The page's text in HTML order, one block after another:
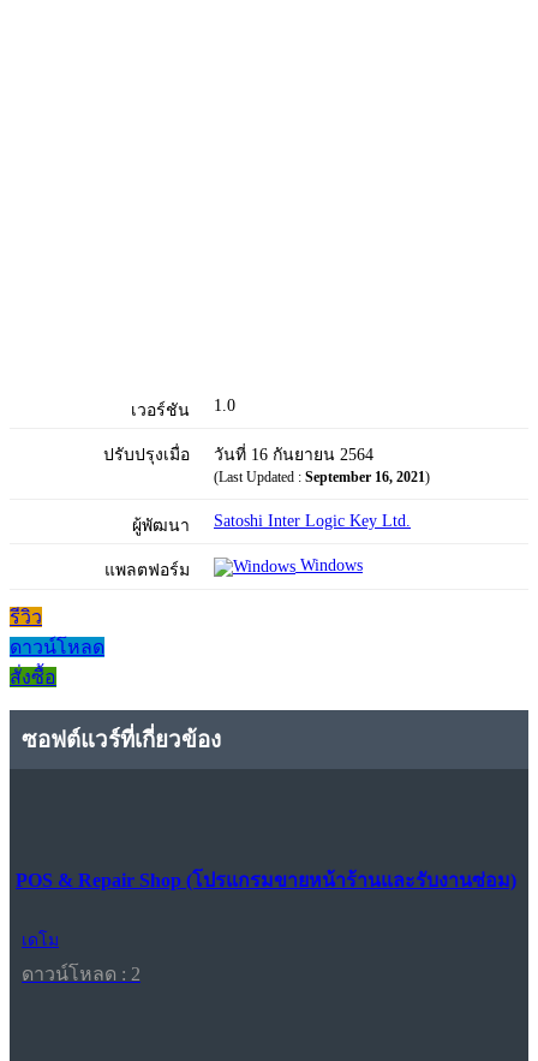
เวอร์ชัน 1.0
ปรับปรุงเมื่อ วันที่ 16 กันยายน 2564
(Last Updated : September 16, 2021)
ผู้พัฒนา Satoshi Inter Logic Key Ltd.
แพลตฟอร์ม Windows
รีวิว
ดาวน์โหลด
สั่งซื้อ
ซอฟต์แวร์ที่เกี่ยวข้อง
POS & Repair Shop (โปรแกรมขายหน้าร้านและรับงานซ่อม)
เดโม
ดาวน์โหลด : 2